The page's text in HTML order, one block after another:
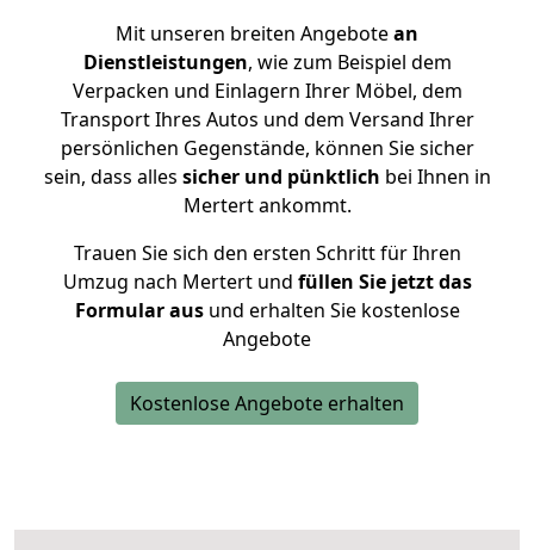
Mit unseren breiten Angebotean
Dienstleistungen, wie zum Beispiel dem
Verpacken und Einlagern Ihrer Möbel, dem
Transport Ihres Autos und dem Versand Ihrer
persönlichen Gegenstände, können Sie sicher
sein, dass alles sicher und pünktlich bei Ihnen in
Mertert ankommt.
Trauen Sie sich den ersten Schritt für Ihren
Umzug nach Mertert und füllen Sie jetzt das
Formular ausund erhalten Sie kostenlose
Angebote
Kostenlose Angebote erhalten